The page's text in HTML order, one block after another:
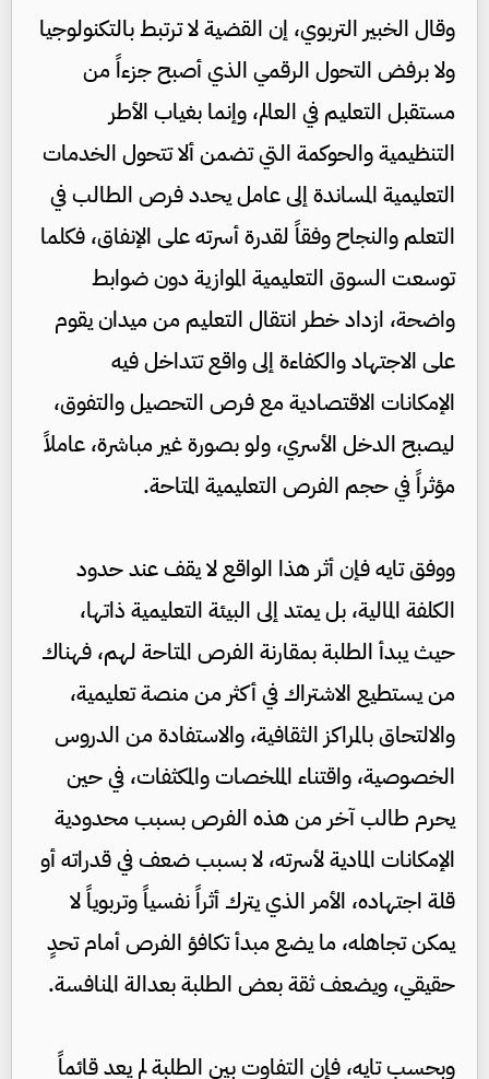
وقال الخبير التربوي، إن القضية لا ترتبط بالتكنولوجيا
ولا برفض التحول الرقمي الذي أصبح جزءاً من
مستقبل التعليم في العالم، وإنما بغياب الأطر
التنظيمية والحوكمة التي تضمن ألا تتحول الخدمات
التعليمية المساندة إلى عامل يحدد فرص الطالب في
التعلم والنجاح وفقاً لقدرة أسرته على الإنفاق، فكلما
توسعت السوق التعليمية الموازية دون ضوابط
واضحة، ازداد خطر انتقال التعليم من ميدان يقوم
على الاجتهاد والكفاءة إلى واقع تتداخل فيه
الإمكانات الاقتصادية مع فرص التحصيل والتفوق،
ليصبح الدخل الأسري، ولو بصورة غير مباشرة، عاملاً
مؤثراً في حجم الفرص التعليمية المتاحة.
ووفق تايه فإن أثر هذا الواقع لا يقف عند حدود
الكلفة المالية، بل يمتد إلى البيئة التعليمية ذاتها،
حيث يبدأ الطلبة بمقارنة الفرص المتاحة لهم، فهناك
من يستطيع الاشتراك في أكثر من منصة تعليمية،
والالتحاق بالمراكز الثقافية، والاستفادة من الدروس
الخصوصية، واقتناء الملخصات والمكثفات، في حين
يحرم طالب آخر من هذه الفرص بسبب محدودية
الإمكانات المادية لأسرته، لا بسبب ضعف في قدراته أو
قلة اجتهاده، الأمر الذي يترك أثراً نفسياً وتربوياً لا
يمكن تجاهله، ما يضع مبدأ تكافؤ الفرص أمام تحدٍ
حقيقي، ويضعف ثقة بعض الطلبة بعدالة المنافسة.
وبحسب تايه، فإن التفاوت بين الطلبة لم يعد قائماً